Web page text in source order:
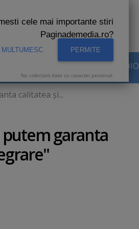
AUDIENTE RADIO
calitatea şi...
garanta
cele mai importante stiri
Paginademedia.ro?
MULTUMESC PERMITE
Nu colectam date cu caracter personal.